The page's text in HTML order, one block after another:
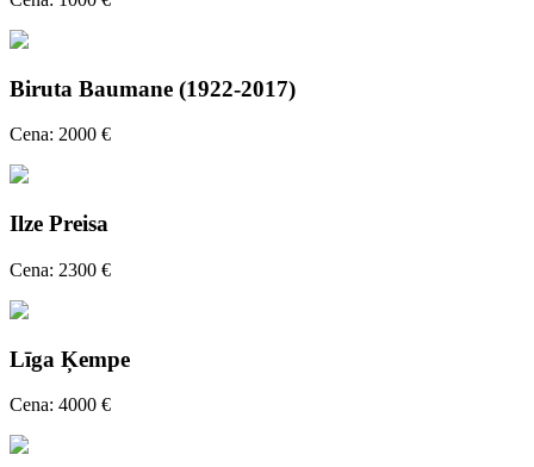
Biruta Baumane (1922-2017)
Cena: 2000 €
Ilze Preisa
Cena: 2300 €
Līga Ķempe
Cena: 4000 €